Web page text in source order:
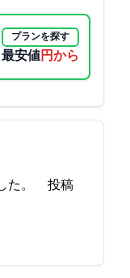
プランを探す
最安値6750円から
26 19:32:48投稿